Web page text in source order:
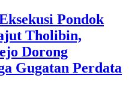
Pondok
Tholibin,
Dorong
Gugatan Perdata